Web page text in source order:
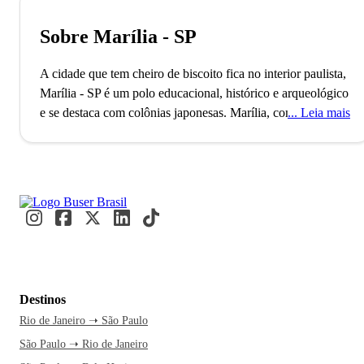
Sobre Marília - SP
A cidade que tem cheiro de biscoito fica no interior paulista,
Marília - SP é um polo educacional, histórico e arqueológico
e se destaca com colônias japonesas. Marília, com mais de
FAMEMA. Visitantes e moradores desfrutam de passeios ao
ar livre e exploram o Museu de Paleontologia para conhecer
surpresas e experiências únicas, então por que adiar? Com a
Buser, sua passagem de ônibus garante um trajeto
confortável, deixando você com tempo livre para relaxar.
Leia mais
Destinos
Rio de Janeiro ➝ São Paulo
São Paulo ➝ Rio de Janeiro